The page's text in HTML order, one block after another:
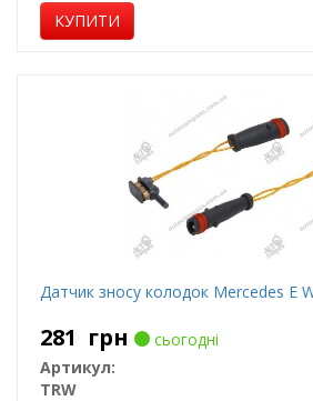
КУПИТИ
Датчик зносу колодок Mercedes E
281 грн
сьогодні
Артикул:
TRW